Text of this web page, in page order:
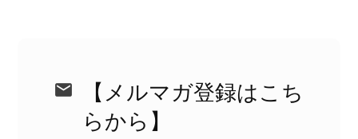
【メルマガ登録はこち
らから】